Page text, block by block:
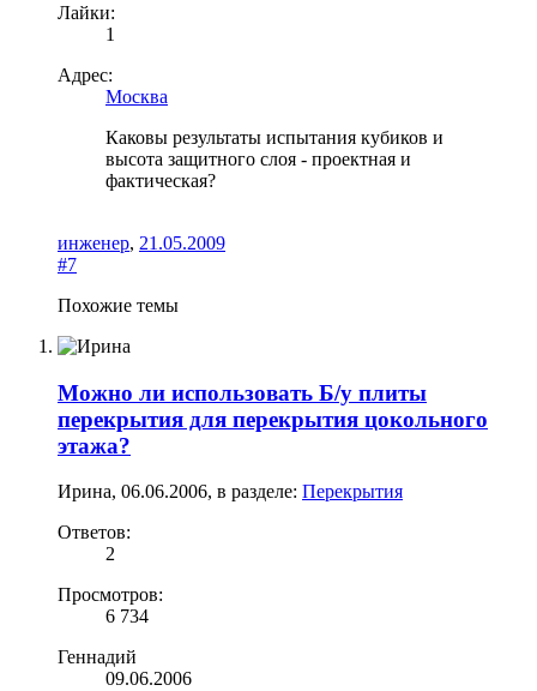
Лайки:
1
Адрес:
Москва
Каковы результаты испытания кубиков и
высота защитного слоя - проектная и
фактическая?
инженер, 21.05.2009
#7
Похожие темы
Можно ли использовать Б/у плиты
перекрытия для перекрытия цокольного
этажа?
Ирина, 06.06.2006, в разделе: Перекрытия
Ответов:
2
Просмотров:
6 734
Геннадий
09.06.2006